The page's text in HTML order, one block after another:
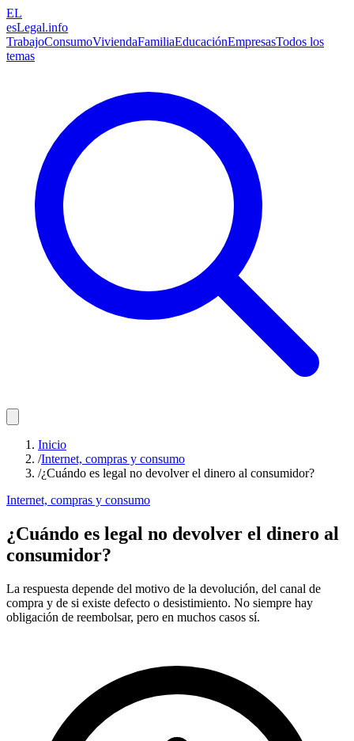
EL
esLegal.info
TrabajoConsumoViviendaFamiliaEducaciónEmpresasTodos los
temas
Inicio
/Internet, compras y consumo
/¿Cuándo es legal no devolver el dinero al consumidor?
Internet, compras y consumo
¿Cuándo es legal no devolver el dinero al
consumidor?
La respuesta depende del motivo de la devolución, del canal de
compra y de si existe defecto o desistimiento. No siempre hay
obligación de reembolsar, pero en muchos casos sí.